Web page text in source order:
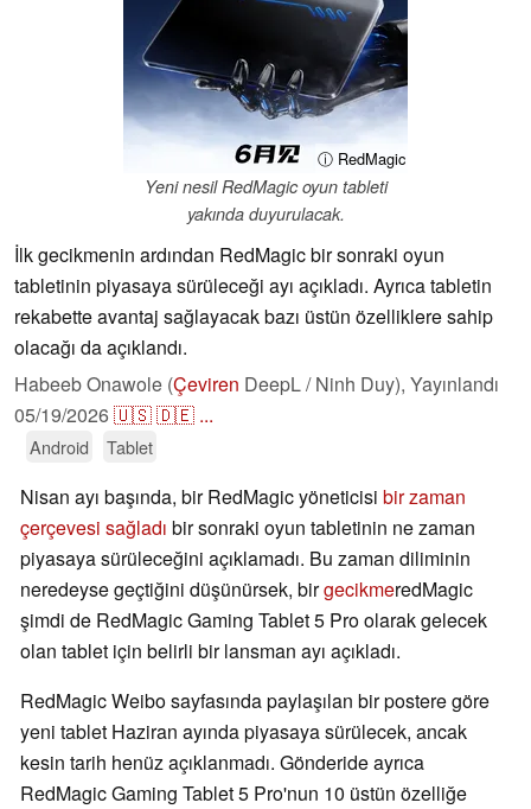
ⓘ RedMagic
Yeni nesil RedMagic oyun tableti
yakında duyurulacak.
İlk gecikmenin ardından RedMagic bir sonraki oyun
tabletinin piyasaya sürüleceği ayı açıkladı. Ayrıca tabletin
rekabette avantaj sağlayacak bazı üstün özelliklere sahip
olacağı da açıklandı.
Habeeb Onawole (Çeviren DeepL / Ninh Duy), Yayınlandı
05/19/2026🇺🇸🇩🇪 ...
Android Tablet
Nisan ayı başında, bir RedMagic yöneticisi bir zaman
çerçevesi sağladı bir sonraki oyun tabletinin ne zaman
piyasaya sürüleceğini açıklamadı. Bu zaman diliminin
neredeyse geçtiğini düşünürsek, birgecikmeredMagic
şimdi de RedMagic Gaming Tablet 5 Pro olarak gelecek
olan tablet için belirli bir lansman ayı açıkladı.
RedMagic Weibo sayfasında paylaşılan bir postere göre
yeni tablet Haziran ayında piyasaya sürülecek, ancak
kesin tarih henüz açıklanmadı. Gönderide ayrıca
RedMagic Gaming Tablet 5 Pro'nun 10 üstün özelliğe